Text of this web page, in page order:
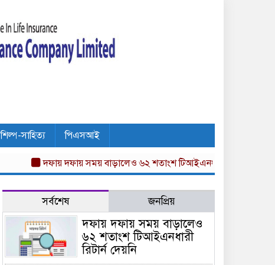
শিল্প-সাহিত্য পিএসআই
দফায় দফায় সময় বাড়ালেও ৬২ শতাংশ টিআইএনধারী রিটার্ন দেয়নি
সর্বশেষ জনপ্রিয়
দফায় দফায় সময় বাড়ালেও
৬২ শতাংশ টিআইএনধারী
রিটার্ন দেয়নি